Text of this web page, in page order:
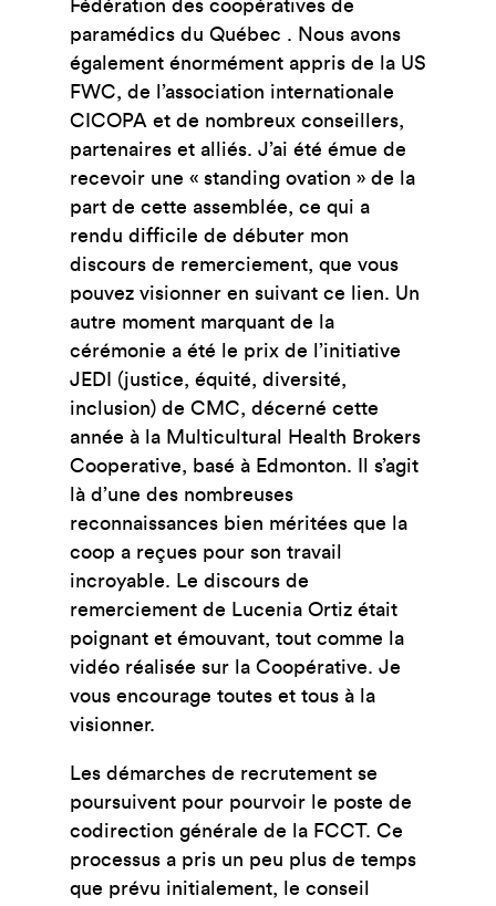
Fédération des coopératives de
paramédics du Québec . Nous avons
également énormément appris de la US
FWC, de l’association internationale
CICOPA et de nombreux conseillers,
partenaires et alliés. J’ai été émue de
recevoir une « standing ovation » de la
part de cette assemblée, ce qui a
rendu difficile de débuter mon
discours de remerciement, que vous
pouvez visionner en suivant ce lien. Un
autre moment marquant de la
cérémonie a été le prix de l’initiative
JEDI (justice, équité, diversité,
inclusion) de CMC, décerné cette
année à la Multicultural Health Brokers
Cooperative, basé à Edmonton. Il s’agit
là d’une des nombreuses
reconnaissances bien méritées que la
coop a reçues pour son travail
incroyable. Le discours de
remerciement de Lucenia Ortiz était
poignant et émouvant, tout comme la
vidéo réalisée sur la Coopérative. Je
vous encourage toutes et tous à la
visionner.
Les démarches de recrutement se
poursuivent pour pourvoir le poste de
codirection générale de la FCCT. Ce
processus a pris un peu plus de temps
que prévu initialement, le conseil